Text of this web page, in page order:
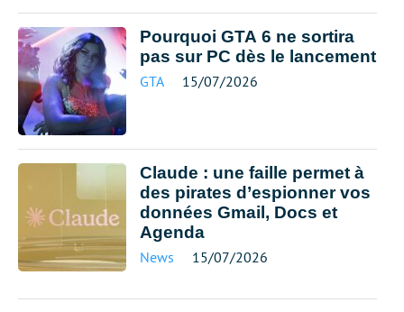
Pourquoi GTA 6 ne sortira
pas sur PC dès le lancement
GTA 15/07/2026
Claude : une faille permet à
des pirates d’espionner vos
données Gmail, Docs et
Agenda
News 15/07/2026